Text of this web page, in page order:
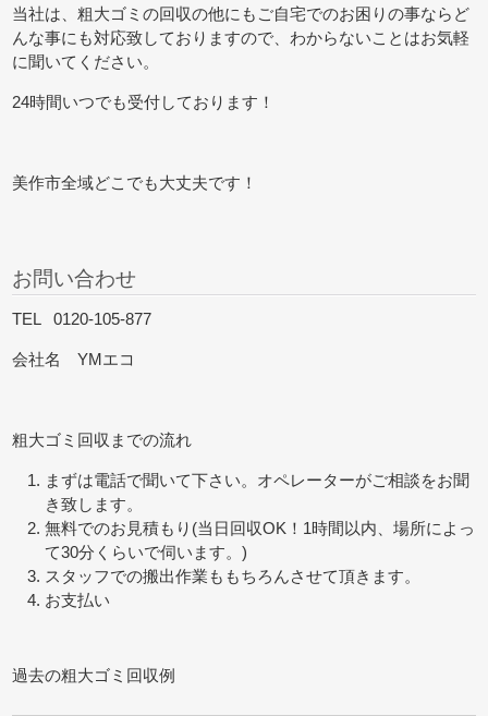
当社は、粗大ゴミの回収の他にもご自宅でのお困りの事ならど
んな事にも対応致しておりますので、わからないことはお気軽
に聞いてください。
24時間いつでも受付しております！
美作市全域どこでも大丈夫です！
お問い合わせ
TEL 0120-105-877
会社名 YMエコ
粗大ゴミ回収までの流れ
まずは電話で聞いて下さい。オペレーターがご相談をお聞
き致します。
無料でのお見積もり(当日回収OK！1時間以内、場所によっ
て30分くらいで伺います。)
スタッフでの搬出作業ももちろんさせて頂きます。
お支払い
過去の粗大ゴミ回収例